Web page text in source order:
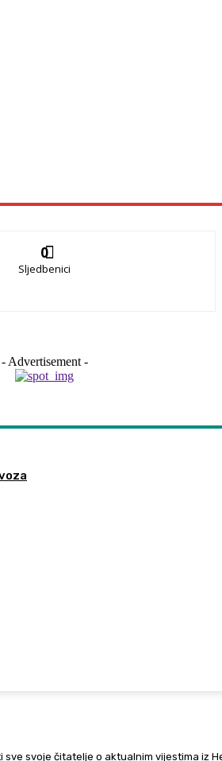
0
Sljedbenici
- Advertisement -
svoje čitatelje o aktualnim vijestima iz